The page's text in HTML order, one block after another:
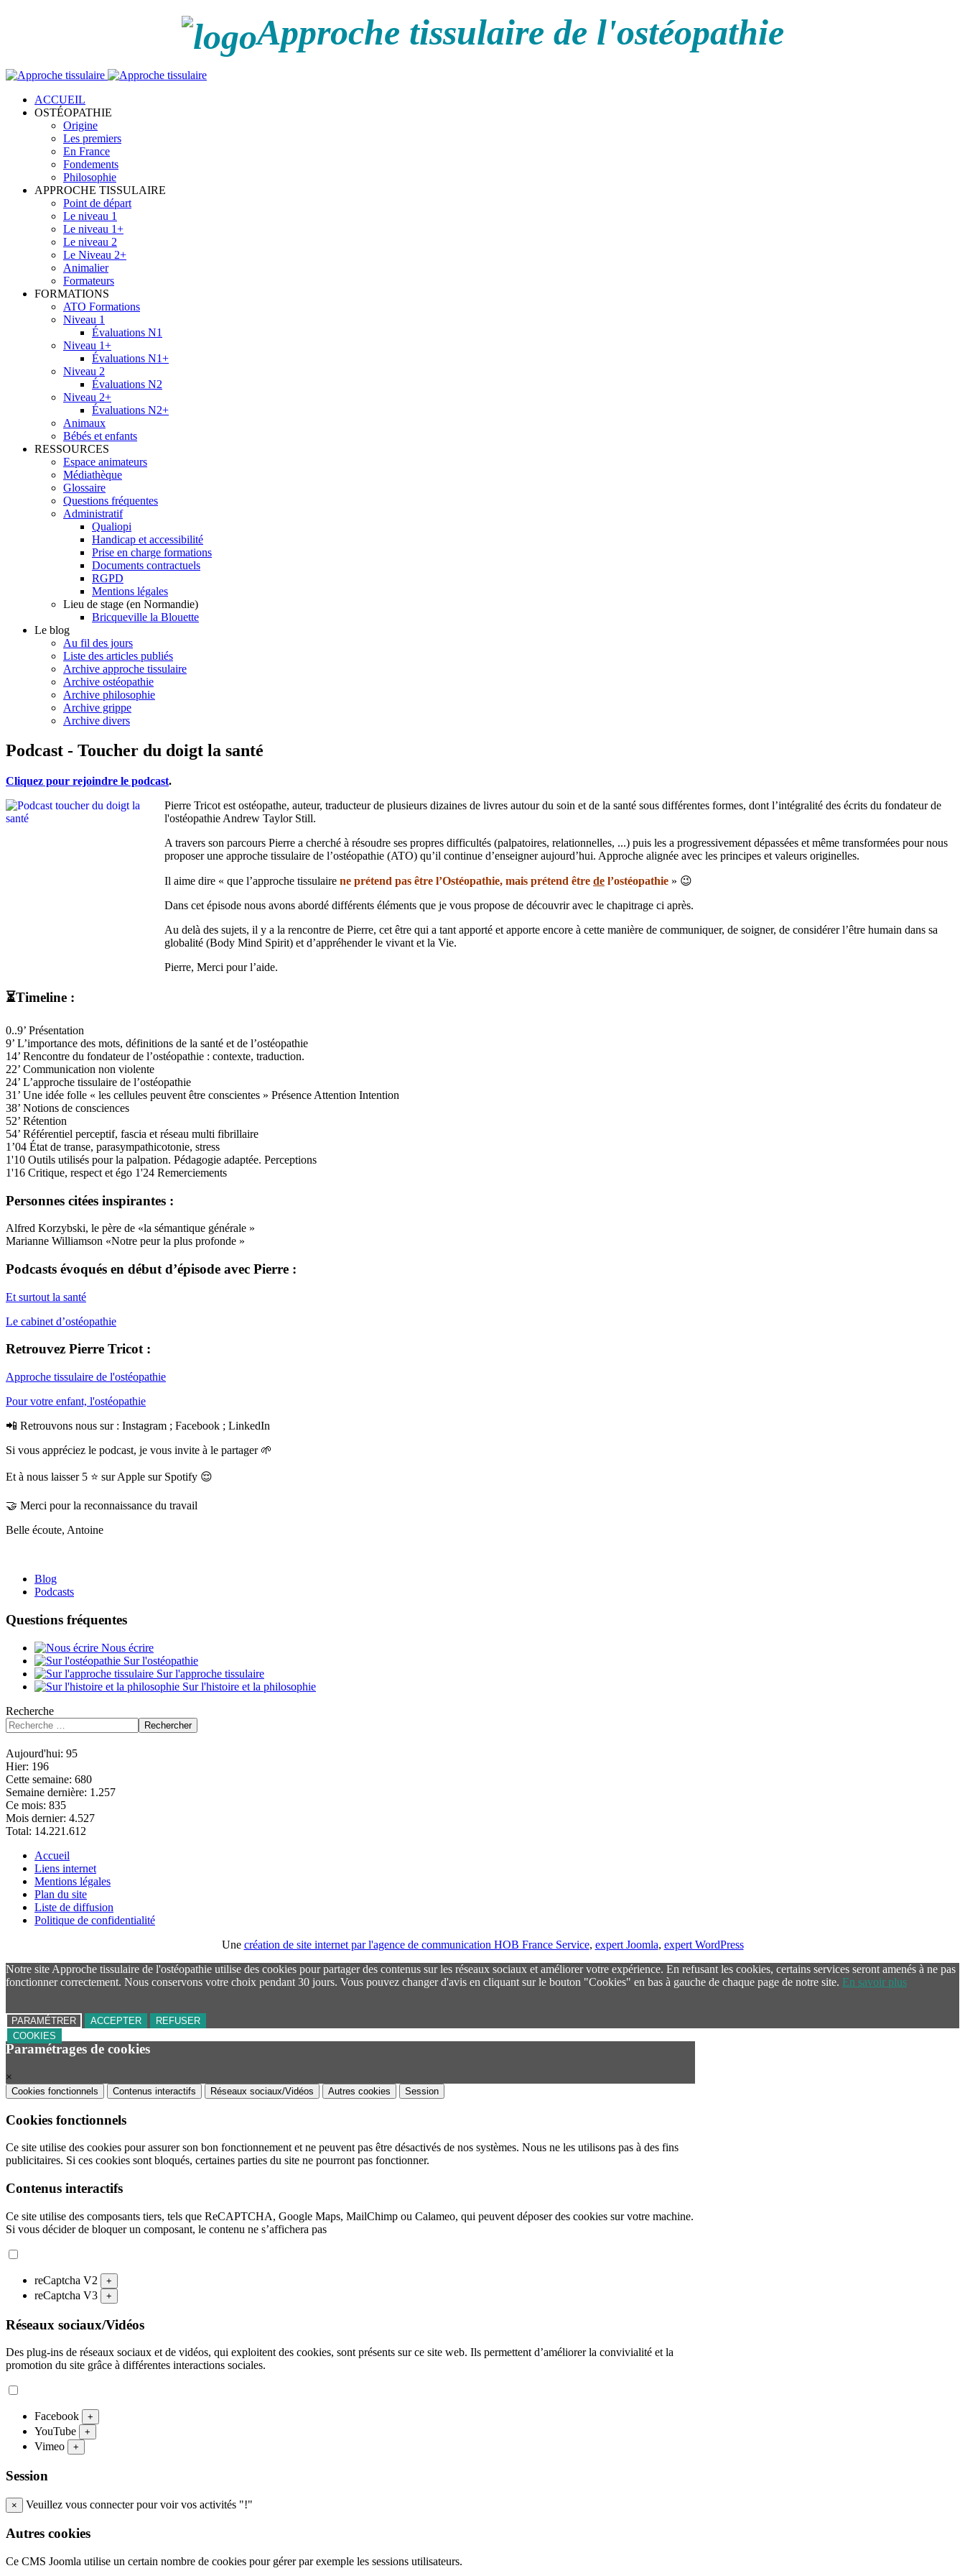
Approche tissulaire de l'ostéopathie
ACCUEIL
OSTÉOPATHIE
Origine
Les premiers
En France
Fondements
Philosophie
APPROCHE TISSULAIRE
Point de départ
Le niveau 1
Le niveau 1+
Le niveau 2
Le Niveau 2+
Animalier
Formateurs
FORMATIONS
ATO Formations
Niveau 1
Évaluations N1
Niveau 1+
Évaluations N1+
Niveau 2
Évaluations N2
Niveau 2+
Évaluations N2+
Animaux
Bébés et enfants
RESSOURCES
Espace animateurs
Médiathèque
Glossaire
Questions fréquentes
Administratif
Qualiopi
Handicap et accessibilité
Prise en charge formations
Documents contractuels
RGPD
Mentions légales
Lieu de stage (en Normandie)
Bricqueville la Blouette
Le blog
Au fil des jours
Liste des articles publiés
Archive approche tissulaire
Archive ostéopathie
Archive philosophie
Archive grippe
Archive divers
Podcast - Toucher du doigt la santé
Cliquez pour rejoindre le podcast.
Pierre Tricot est ostéopathe, auteur, traducteur de plusieurs dizaines de livres autour du soin et de la santé sous différentes formes, dont l’intégralité des écrits du fondateur de
l'ostéopathie Andrew Taylor Still.
A travers son parcours Pierre a cherché à résoudre ses propres difficultés (palpatoires, relationnelles, ...) puis les a progressivement dépassées et même transformées pour nous
proposer une approche tissulaire de l’ostéopathie (ATO) qu’il continue d’enseigner aujourd’hui. Approche alignée avec les principes et valeurs originelles.
Il aime dire « que l’approche tissulaire ne prétend pas être l’Ostéopathie, mais prétend être de l’ostéopathie » 😉
Dans cet épisode nous avons abordé différents éléments que je vous propose de découvrir avec le chapitrage ci après.
Au delà des sujets, il y a la rencontre de Pierre, cet être qui a tant apporté et apporte encore à cette manière de communiquer, de soigner, de considérer l’être humain dans sa
globalité (Body Mind Spirit) et d’appréhender le vivant et la Vie.
Pierre, Merci pour l’aide.
⏳Timeline :
0..9’ Présentation
9’ L’importance des mots, définitions de la santé et de l’ostéopathie
14’ Rencontre du fondateur de l’ostéopathie : contexte, traduction.
22’ Communication non violente
24’ L’approche tissulaire de l’ostéopathie
31’ Une idée folle « les cellules peuvent être conscientes » Présence Attention Intention
38’ Notions de consciences
52’ Rétention
54’ Référentiel perceptif, fascia et réseau multi fibrillaire
1’04 État de transe, parasympathicotonie, stress
1'10 Outils utilisés pour la palpation. Pédagogie adaptée. Perceptions
1'16 Critique, respect et égo 1'24 Remerciements
Personnes citées inspirantes :
Alfred Korzybski, le père de «la sémantique générale »
Marianne Williamson «Notre peur la plus profonde »
Podcasts évoqués en début d’épisode avec Pierre :
Et surtout la santé
Le cabinet d’ostéopathie
Retrouvez Pierre Tricot :
Approche tissulaire de l'ostéopathie
Pour votre enfant, l'ostéopathie
📲 Retrouvons nous sur : Instagram ; Facebook ; LinkedIn
Si vous appréciez le podcast, je vous invite à le partager 🌱
Et à nous laisser 5 ⭐️ sur Apple sur Spotify 😌
🤝 Merci pour la reconnaissance du travail
Belle écoute, Antoine
Blog
Podcasts
Questions fréquentes
Nous écrire
Sur l'ostéopathie
Sur l'approche tissulaire
Sur l'histoire et la philosophie
Recherche
Rechercher
Aujourd'hui: 95
Hier: 196
Cette semaine: 680
Semaine dernière: 1.257
Ce mois: 835
Mois dernier: 4.527
Total: 14.221.612
Accueil
Liens internet
Mentions légales
Plan du site
Liste de diffusion
Politique de confidentialité
Une création de site internet par l'agence de communication HOB France Service, expert Joomla, expert WordPress
Notre site Approche tissulaire de l'ostéopathie utilise des cookies pour partager des contenus sur les réseaux sociaux et améliorer votre expérience. En refusant les cookies, certains services seront amenés à ne pas
fonctionner correctement. Nous conservons votre choix pendant 30 jours. Vous pouvez changer d'avis en cliquant sur le bouton "Cookies" en bas à gauche de chaque page de notre site. En savoir plus
PARAMÉTRER ACCEPTER
REFUSER
COOKIES
Paramétrages de cookies
×
Cookies fonctionnels Contenus interactifs Réseaux sociaux/Vidéos Autres cookies Session
Cookies fonctionnels
Ce site utilise des cookies pour assurer son bon fonctionnement et ne peuvent pas être désactivés de nos systèmes. Nous ne les utilisons pas à des fins
publicitaires. Si ces cookies sont bloqués, certaines parties du site ne pourront pas fonctionner.
Contenus interactifs
Ce site utilise des composants tiers, tels que ReCAPTCHA, Google Maps, MailChimp ou Calameo, qui peuvent déposer des cookies sur votre machine.
Si vous décider de bloquer un composant, le contenu ne s’affichera pas
reCaptcha V2 +
reCaptcha V3 +
Réseaux sociaux/Vidéos
Des plug-ins de réseaux sociaux et de vidéos, qui exploitent des cookies, sont présents sur ce site web. Ils permettent d’améliorer la convivialité et la
promotion du site grâce à différentes interactions sociales.
Facebook +
YouTube +
Vimeo +
Session
× Veuillez vous connecter pour voir vos activités "!"
Autres cookies
Ce CMS Joomla utilise un certain nombre de cookies pour gérer par exemple les sessions utilisateurs.